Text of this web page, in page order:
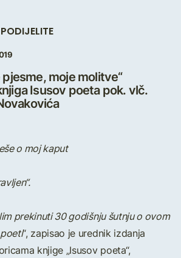
PODIJELITE
moje molitve“
Isusov poeta pok. vlč.
o moj kaput
prekinuti 30 godišnju šutnju o ovom
“, zapisao je urednik izdanja
knjige „Isusov poeta“,